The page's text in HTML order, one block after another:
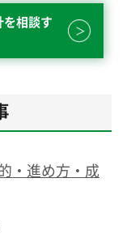
相談す
・進め方・成